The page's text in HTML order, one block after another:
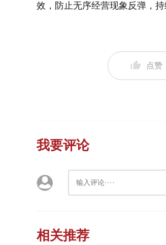
效，防止无序经营现象反弹，
点赞
我要评论
相关推荐